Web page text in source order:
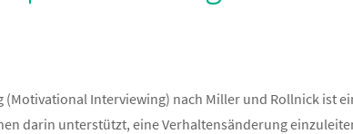
(Motivational Interviewing) nach Miller und Rollnick ist
darin unterstützt, eine Verhaltensänderung